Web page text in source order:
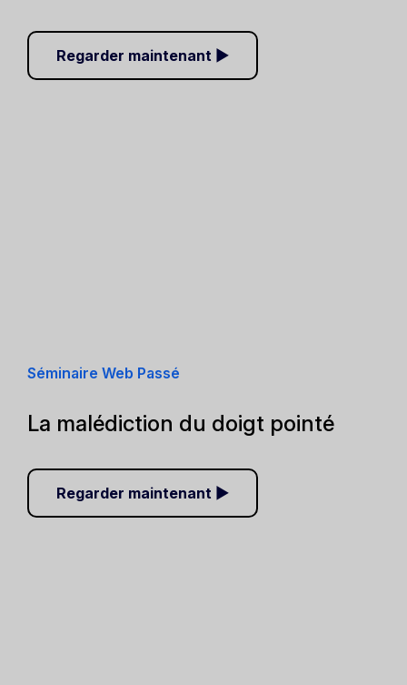
Regarder maintenant ▶
Séminaire Web Passé
La malédiction du doigt pointé
Regarder maintenant ▶